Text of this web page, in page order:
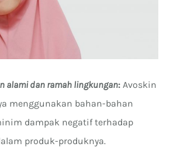
alami dan ramah lingkungan: Avoskin
menggunakan bahan-bahan
dampak negatif terhadap
produk-produknya.